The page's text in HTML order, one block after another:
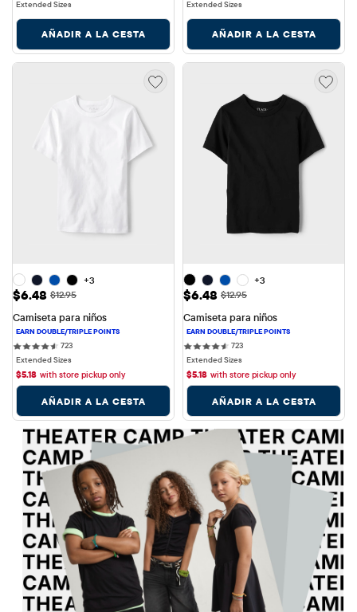
AÑADIR A LA CESTA AÑADIR A LA CESTA
Precio de venta: $6.48
$6.48 Precio original: $12.95
$12.95
Camiseta para niños
723723 reviews
Extended Sizes
$5.18 with store pickup only
AÑADIR A LA CESTA
Precio de venta: $6.48
$6.48 Precio original: $12.95
$12.95
Camiseta para niños
723723 reviews
Extended Sizes
$5.18 with store pickup only
AÑADIR A LA CESTA